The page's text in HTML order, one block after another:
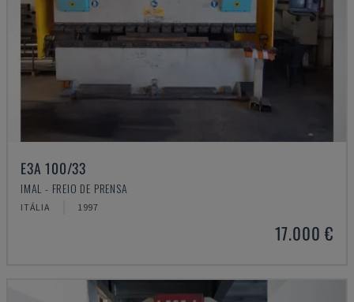
E3A 100/33
IMAL - FREIO DE PRENSA
ITÁLIA 1997
17.000 €